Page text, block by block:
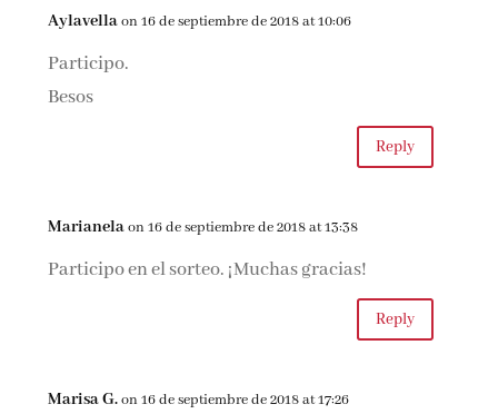
Aylavellaon 16 de septiembre de 2018 at 10:06
Participo.
Besos
Reply
Marianelaon 16 de septiembre de 2018 at 13:38
Participo en el sorteo. ¡Muchas gracias!
Reply
Marisa G.on 16 de septiembre de 2018 at 17:26